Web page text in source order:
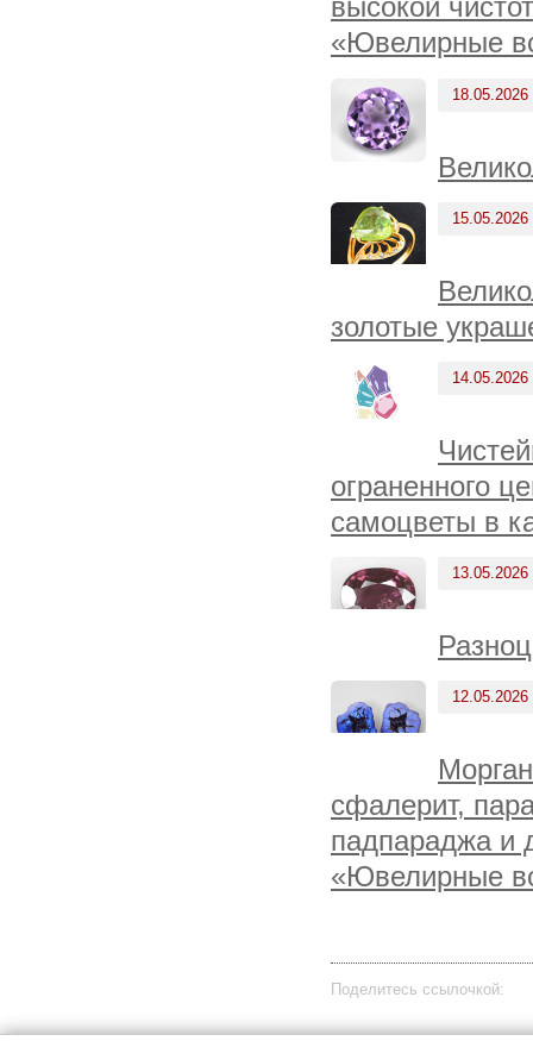
высокой
«Ювелирные
18.05.2026
15.05.2026
золотые
14.05.2026
ограненного
самоцветы в
13.05.2026
12.05.2026
сфалерит,
падпараджа и
«Ювелирные
Поделитесь ссылочкой: